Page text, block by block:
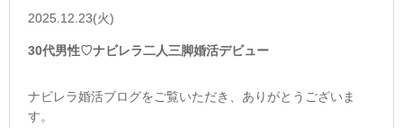
2025.12.23(火)
30代男性♡ナビレラ二人三脚婚活デビュー
ナビレラ婚活ブログをご覧いただき、ありがとうございま
す。